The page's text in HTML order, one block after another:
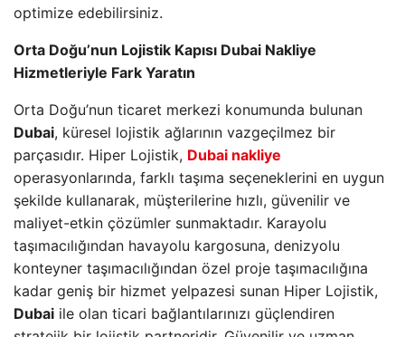
optimize edebilirsiniz.
Orta Doğu’nun Lojistik Kapısı Dubai Nakliye
Hizmetleriyle Fark Yaratın
Orta Doğu’nun ticaret merkezi konumunda bulunan
Dubai, küresel lojistik ağlarının vazgeçilmez bir
parçasıdır. Hiper Lojistik, Dubai nakliye
operasyonlarında, farklı taşıma seçeneklerini en uygun
şekilde kullanarak, müşterilerine hızlı, güvenilir ve
maliyet-etkin çözümler sunmaktadır. Karayolu
taşımacılığından havayolu kargosuna, denizyolu
konteyner taşımacılığından özel proje taşımacılığına
kadar geniş bir hizmet yelpazesi sunan Hiper Lojistik,
Dubai ile olan ticari bağlantılarınızı güçlendiren